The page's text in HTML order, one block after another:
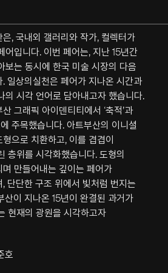
, 국내외 갤러리와 작가, 컬렉터가
어입니다. 이번 페어는, 지난 15년간
보는 동시에 한국 미술 시장의 다음
일상의실천은 페어가 지나온 시간과
의 시각 언어로 담아내고자 했습니다.
그래픽 아이덴티티에서 ‘축적’과
주목했습니다. 아트부산의 이니셜
으로 치환하고, 이를 겹겹이
층위를 시각화했습니다. 도형의
만들어내는 깊이는 페어가
단단한 구조 위에서 빛처럼 번지는
산이 지나온 15년이 완결된 과거가
현재의 광원을 시각하고자
호